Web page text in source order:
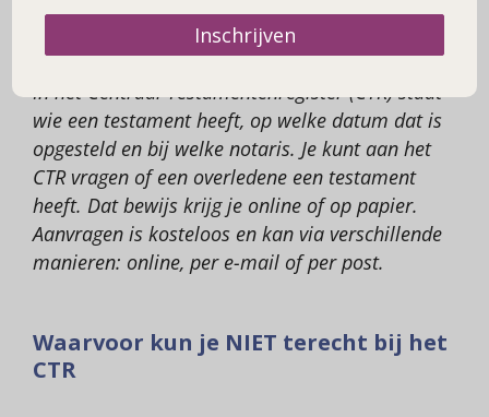
Centraal Testamentenregister
In het Centraal Testamentenregister (CTR) staat
wie een testament heeft, op welke datum dat is
opgesteld en bij welke notaris. Je kunt aan het
CTR vragen of een overledene een testament
heeft. Dat bewijs krijg je online of op papier.
Aanvragen is kosteloos en kan via verschillende
manieren: online, per e-mail of per post.
Waarvoor kun je NIET terecht bij het
CTR
Inschrijven